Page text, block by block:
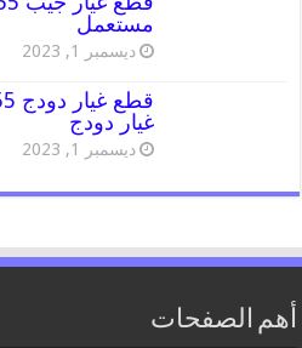
مستعمل
ديسمبر 1, 2023
غيار دودج
ديسمبر 1, 2023
أهم الصفحات